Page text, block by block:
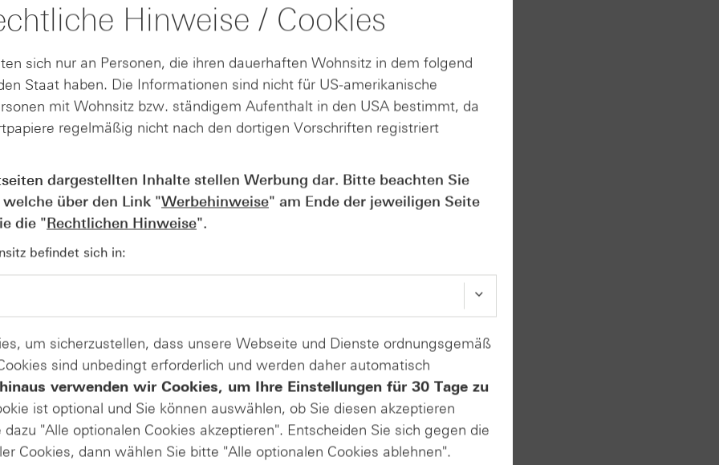
Nachschuss
Handel von Futures-
oder börslich
Produkte von HSBC
kaufen und an
Hinweise / Cookies
sich nur an Personen, die ihren dauerhaften Wohnsitz in dem folgend
Staat haben. Die Informationen sind nicht für US-amerikanische
mit Wohnsitz bzw. ständigem Aufenthalt in den USA bestimmt, da
regelmäßig nicht nach den dortigen Vorschriften registriert
dargestellten Inhalte stellen Werbung dar. Bitte beachten Sie
über den Link "Werbehinweise" am Ende der jeweiligen Seite
die "Rechtlichen Hinweise".
befindet sich in:
um sicherzustellen, dass unsere Webseite und Dienste ordnungsgemäß
sind unbedingt erforderlich und werden daher automatisch
verwenden wir Cookies, um Ihre Einstellungen für 30 Tage zu
ist optional und Sie können auswählen, ob Sie diesen akzeptieren
"Alle optionalen Cookies akzeptieren". Entscheiden Sie sich gegen die
Cookies, dann wählen Sie bitte "Alle optionalen Cookies ablehnen".